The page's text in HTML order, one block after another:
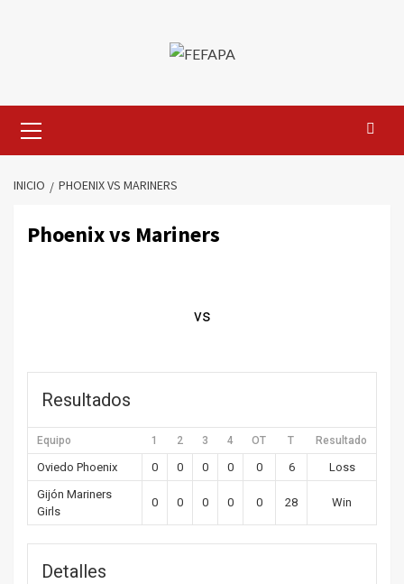
primario
INICIO PHOENIX VS MARINERS
Phoenix vs Mariners
vs
Resultados
Equipo 1 2 3 4 OT T Resultado
Oviedo Phoenix 0 0 0 0 0 6
Loss
Gijón Mariners
Girls
0 0 0 0 0 28 Win
Detalles